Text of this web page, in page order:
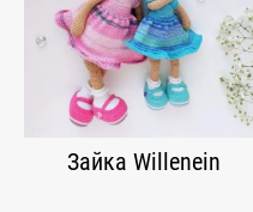
Зайка Willenein